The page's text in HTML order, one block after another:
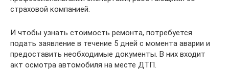
страховой компанией.
И чтобы узнать стоимость ремонта, потребуется
подать заявление в течение 5 дней с момента аварии и
предоставить необходимые документы. В них входит
акт осмотра автомобиля на месте ДТП.